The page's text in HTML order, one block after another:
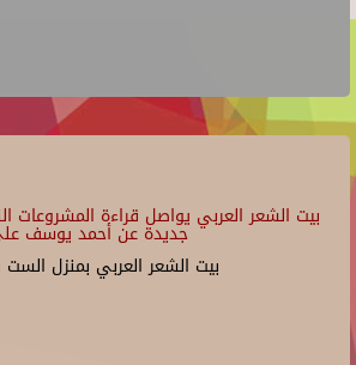
بيت الشعر العربي يواصل قراءة المشروعات
جديدة عن أحمد يوسف
بيت الشعر العربي بمنزل